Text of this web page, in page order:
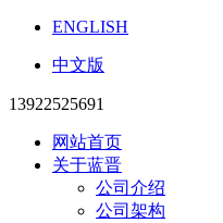
ENGLISH
中文版
13922525691
网站首页
关于蓝晋
公司介绍
公司架构